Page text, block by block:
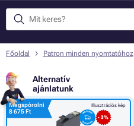
Főoldal Patron minden nyomtatóhoz
Alternatív
ajánlatunk
Illusztrációs kép
- 3%
Megspórolni
8 675 Ft